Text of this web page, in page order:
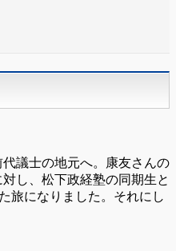
議士の地元へ。康友さんの
し、松下政経塾の同期生と
旅になりました。それにし